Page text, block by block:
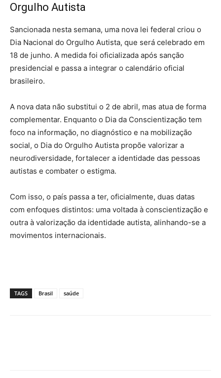
Orgulho Autista
Sancionada nesta semana, uma nova lei federal criou o
Dia Nacional do Orgulho Autista, que será celebrado em
18 de junho. A medida foi oficializada após sanção
presidencial e passa a integrar o calendário oficial
brasileiro.
A nova data não substitui o 2 de abril, mas atua de forma
complementar. Enquanto o Dia da Conscientização tem
foco na informação, no diagnóstico e na mobilização
social, o Dia do Orgulho Autista propõe valorizar a
neurodiversidade, fortalecer a identidade das pessoas
autistas e combater o estigma.
Com isso, o país passa a ter, oficialmente, duas datas
com enfoques distintos: uma voltada à conscientização e
outra à valorização da identidade autista, alinhando-se a
movimentos internacionais.
TAGS Brasil saúde